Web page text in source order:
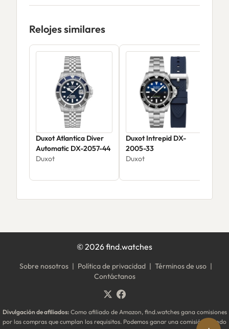
Relojes similares
Duxot Atlantica Diver
Automatic DX-2057-44
Duxot
Duxot Intrepid DX-
2005-33
Duxot
©2026find.watches
Sobre nosotros | Política de privacidad | Términos de uso |
Contáctanos
Divulgación de afiliados:Como afiliado de Amazon, find.watches gana comisiones
por las compras que cumplan los requisitos. Podemos ganar una comisión cuando